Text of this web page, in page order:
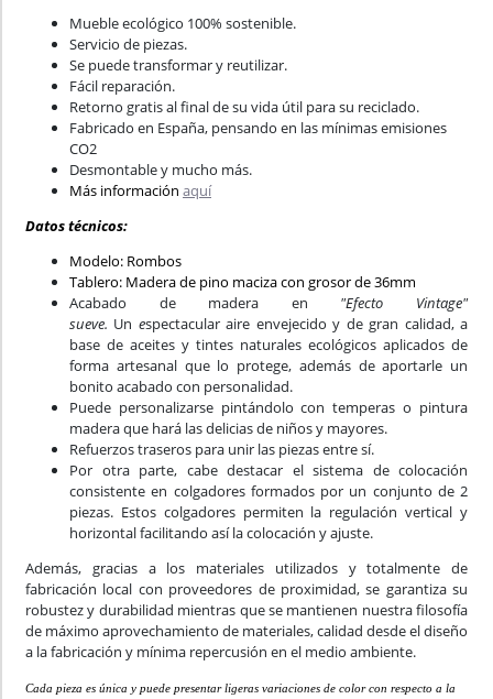
Mueble ecológico 100% sostenible.
Servicio de piezas.
Se puede transformar y reutilizar.
Fácil reparación.
Retorno gratis al final de su vida útil para su reciclado.
Fabricado en España, pensando en las mínimas emisiones
CO2
Desmontable y mucho más.
Más información aquí
Datos técnicos:
Modelo: Rombos
Tablero: Madera de pino maciza con grosor de 36mm
Acabado de madera en "Efecto Vintage"
sueve. Un espectacular aire envejecido y de gran calidad, a
base de aceites y tintes naturales ecológicos aplicados de
forma artesanal que lo protege, además de aportarle un
bonito acabado con personalidad.
Puede personalizarse pintándolo con temperas o pintura
madera que hará las delicias de niños y mayores.
Refuerzos traseros para unir las piezas entre sí.
Por otra parte, cabe destacar el sistema de colocación
consistente en colgadores formados por un conjunto de 2
piezas. Estos colgadores permiten la regulación vertical y
horizontal facilitando así la colocación y ajuste.
Además, gracias a los materiales utilizados y totalmente de
fabricación local con proveedores de proximidad, se garantiza su
robustez y durabilidad mientras que se mantienen nuestra filosofía
de máximo aprovechamiento de materiales, calidad desde el diseño
a la fabricación y mínima repercusión en el medio ambiente.
Cada pieza es única y puede presentar ligeras variaciones de color con respecto a la